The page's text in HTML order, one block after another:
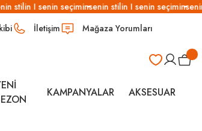
stilin I senin seçiminsenin stilin I senin seçiminsenin
İletişim Mağaza Yorumları
KAMPANYALAR AKSESUAR